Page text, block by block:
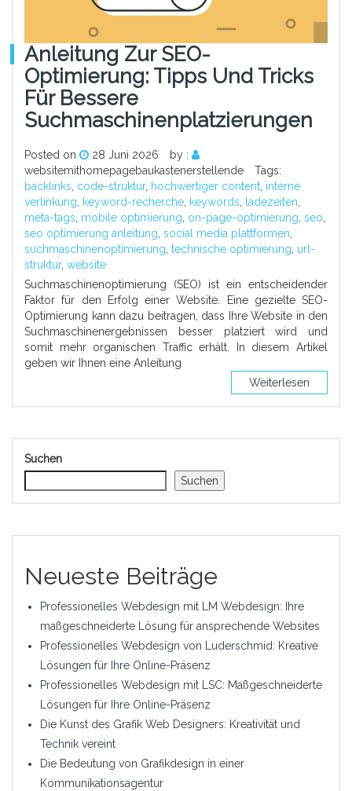
Anleitung Zur SEO-
Optimierung: Tipps Und Tricks
Für Bessere
Suchmaschinenplatzierungen
Posted on 28 Juni 2026
by :
websitemithomepagebaukastenerstellende
Tags:
backlinks, code-struktur, hochwertiger content, interne
verlinkung, keyword-recherche, keywords, ladezeiten,
meta-tags, mobile optimierung, on-page-optimierung, seo,
seo optimierung anleitung, social media plattformen,
suchmaschinenoptimierung, technische optimierung, url-
struktur, website
Suchmaschinenoptimierung (SEO) ist ein entscheidender
Faktor für den Erfolg einer Website. Eine gezielte SEO-
Optimierung kann dazu beitragen, dass Ihre Website in den
Suchmaschinenergebnissen besser platziert wird und
somit mehr organischen Traffic erhält. In diesem Artikel
geben wir Ihnen eine Anleitung
Weiterlesen
Suchen
Suchen
Neueste Beiträge
Professionelles Webdesign mit LM Webdesign: Ihre
maßgeschneiderte Lösung für ansprechende Websites
Professionelles Webdesign von Luderschmid: Kreative
Lösungen für Ihre Online-Präsenz
Professionelles Webdesign mit LSC: Maßgeschneiderte
Lösungen für Ihre Online-Präsenz
Die Kunst des Grafik Web Designers: Kreativität und
Technik vereint
Die Bedeutung von Grafikdesign in einer
Kommunikationsagentur